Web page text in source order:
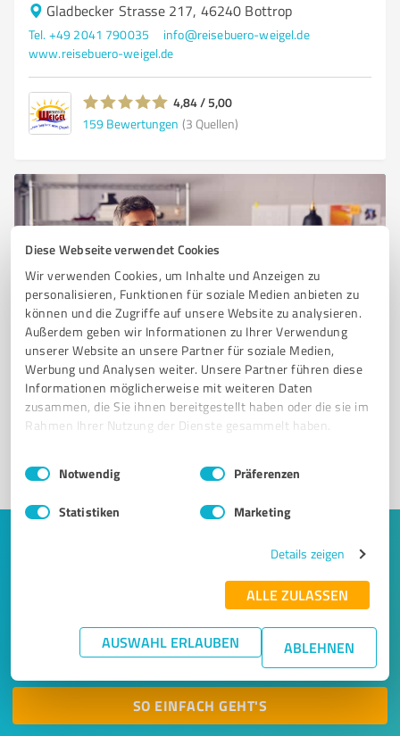
Diese Webseite verwendet Cookies
Wir verwenden Cookies, um Inhalte und Anzeigen zu
personalisieren, Funktionen für soziale Medien anbieten zu
können und die Zugriffe auf unsere Website zu analysieren.
Außerdem geben wir Informationen zu Ihrer Verwendung
unserer Website an unsere Partner für soziale Medien,
Werbung und Analysen weiter. Unsere Partner führen diese
Informationen möglicherweise mit weiteren Daten
zusammen, die Sie ihnen bereitgestellt haben oder die sie im
Rahmen Ihrer Nutzung der Dienste gesammelt haben.
Impressum Datenschutzbestimmungen
Einwilligungsauswahl
Notwendig Präferenzen
Statistiken Marketing
Details zeigen
ALLE ZULASSEN
AUSWAHL ERLAUBEN ABLEHNEN
Gladbecker Strasse 217, 46240 Bottrop
Tel. +49 2041 790035
info@reisebuero-weigel.de
www.reisebuero-weigel.de
4,84 / 5,00
159 Bewertungen (3 Quellen)
Sie möchten auch hier gelistet werden?
Registrieren Sie sich jetzt und werden Sie ein von
Kunden empfohlener ProvenExpert!
Keine Zeit für lange Recherchen und E-
Mails? Jetzt Angebote empfangen!
Nähe kontaktieren! Wir leiten Ihr Anliegen aus einem
kurzen Formular an bis zu 20 passende Dienstleister weiter.
SO EINFACH GEHT'S